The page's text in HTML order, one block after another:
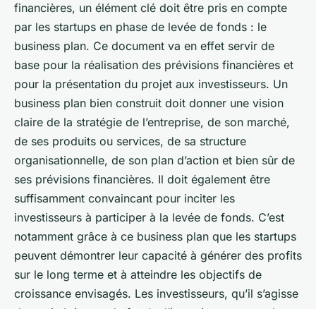
financières, un élément clé doit être pris en compte
par les startups en phase de levée de fonds : le
business plan. Ce document va en effet servir de
base pour la réalisation des prévisions financières et
pour la présentation du projet aux investisseurs. Un
business plan bien construit doit donner une vision
claire de la stratégie de l’entreprise, de son marché,
de ses produits ou services, de sa structure
organisationnelle, de son plan d’action et bien sûr de
ses prévisions financières. Il doit également être
suffisamment convaincant pour inciter les
investisseurs à participer à la levée de fonds. C’est
notamment grâce à ce business plan que les startups
peuvent démontrer leur capacité à générer des profits
sur le long terme et à atteindre les objectifs de
croissance envisagés. Les investisseurs, qu’il s’agisse